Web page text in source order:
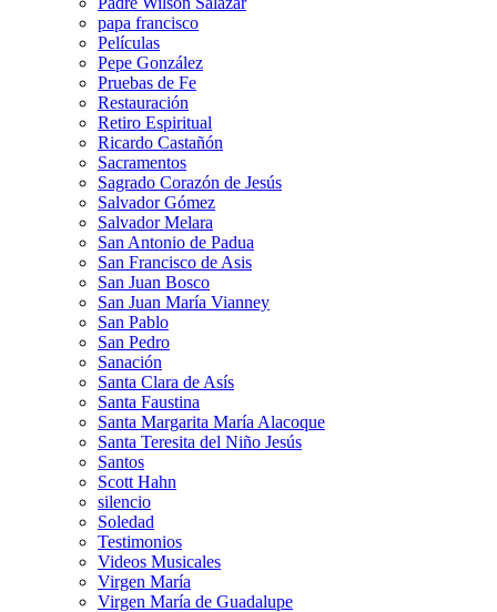
papa francisco
Películas
Pepe González
Pruebas de Fe
Restauración
Retiro Espiritual
Ricardo Castañón
Sacramentos
Sagrado Corazón de Jesús
Salvador Gómez
Salvador Melara
San Antonio de Padua
San Francisco de Asis
San Juan Bosco
San Juan María Vianney
San Pablo
San Pedro
Sanación
Santa Clara de Asís
Santa Faustina
Santa Margarita María Alacoque
Santa Teresita del Niño Jesús
Santos
Scott Hahn
silencio
Soledad
Testimonios
Videos Musicales
Virgen María
Virgen María de Guadalupe